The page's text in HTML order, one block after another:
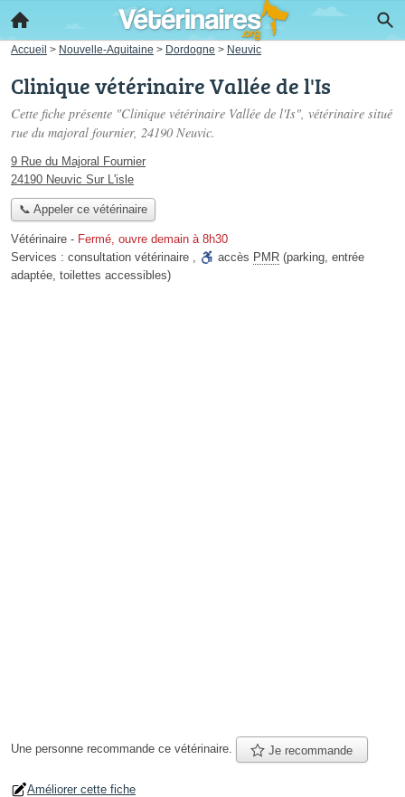
Accueil > Nouvelle-Aquitaine > Dordogne > Neuvic
Clinique vétérinaire Vallée de l'Is
Cette fiche présente "Clinique vétérinaire Vallée de l'Is", vétérinaire situé
rue du majoral fournier, 24190 Neuvic.
9 Rue du Majoral Fournier
24190 Neuvic Sur L'isle
📞 Appeler ce vétérinaire
Vétérinaire - Fermé, ouvre demain à 8h30
Services : consultation vétérinaire , accès PMR (parking, entrée
adaptée, toilettes accessibles)
Une personne recommande ce vétérinaire. Je recommande
Améliorer cette fiche